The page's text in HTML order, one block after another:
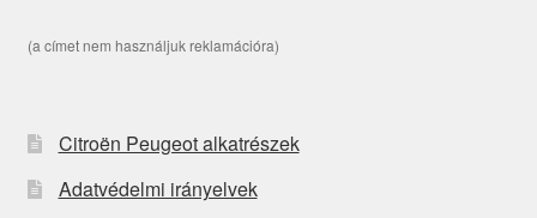
(a címet nem használjuk reklamációra)
Citroën Peugeot alkatrészek
Adatvédelmi irányelvek